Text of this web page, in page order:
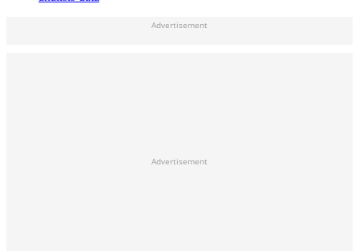
Advertisement
Advertisement